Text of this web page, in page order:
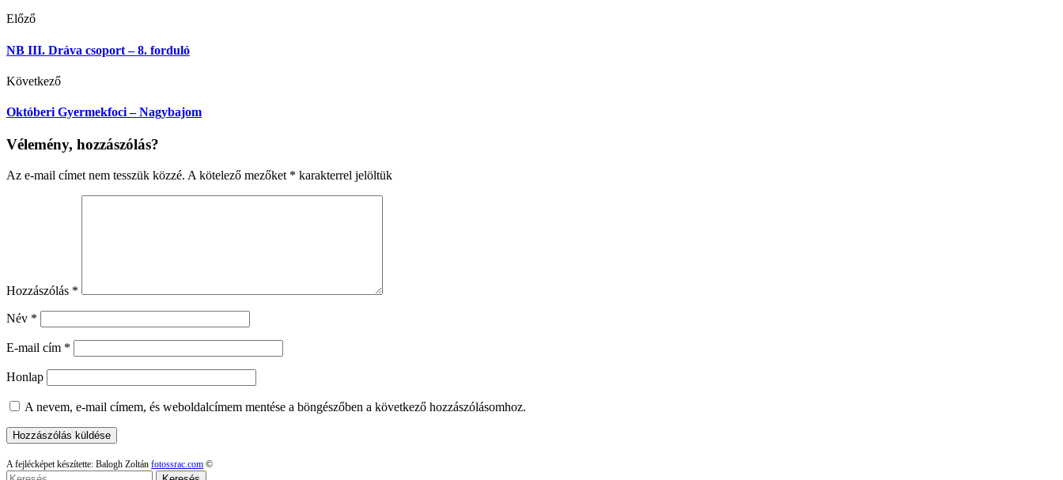
Előző
NB III. Dráva csoport – 8. forduló
Következő
Októberi Gyermekfoci – Nagybajom
Vélemény, hozzászólás?
Az e-mail címet nem tesszük közzé. A kötelező mezőket * karakterrel jelöltük
Hozzászólás *
Név *
E-mail cím *
Honlap
A nevem, e-mail címem, és weboldalcímem mentése a böngészőben a következő hozzászólásomhoz.
A fejlécképet készítette: Balogh Zoltán fotossrac.com ©